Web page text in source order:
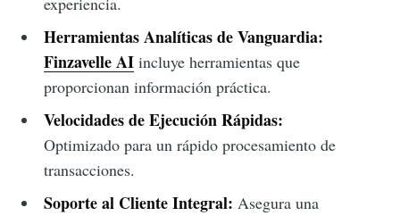
Herramientas Analíticas de Vanguardia:
Finzavelle AIincluye herramientas que
proporcionan información práctica.
Velocidades de Ejecución Rápidas:
Optimizado para un rápido procesamiento de
transacciones.
Soporte al Cliente Integral: Asegura una